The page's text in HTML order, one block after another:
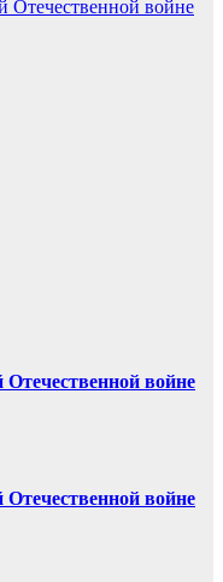
Отечественной войне
войне
войне